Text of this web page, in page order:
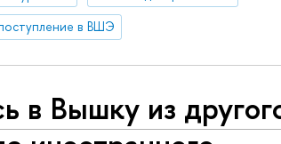
в ВШЭ
в Вышку из